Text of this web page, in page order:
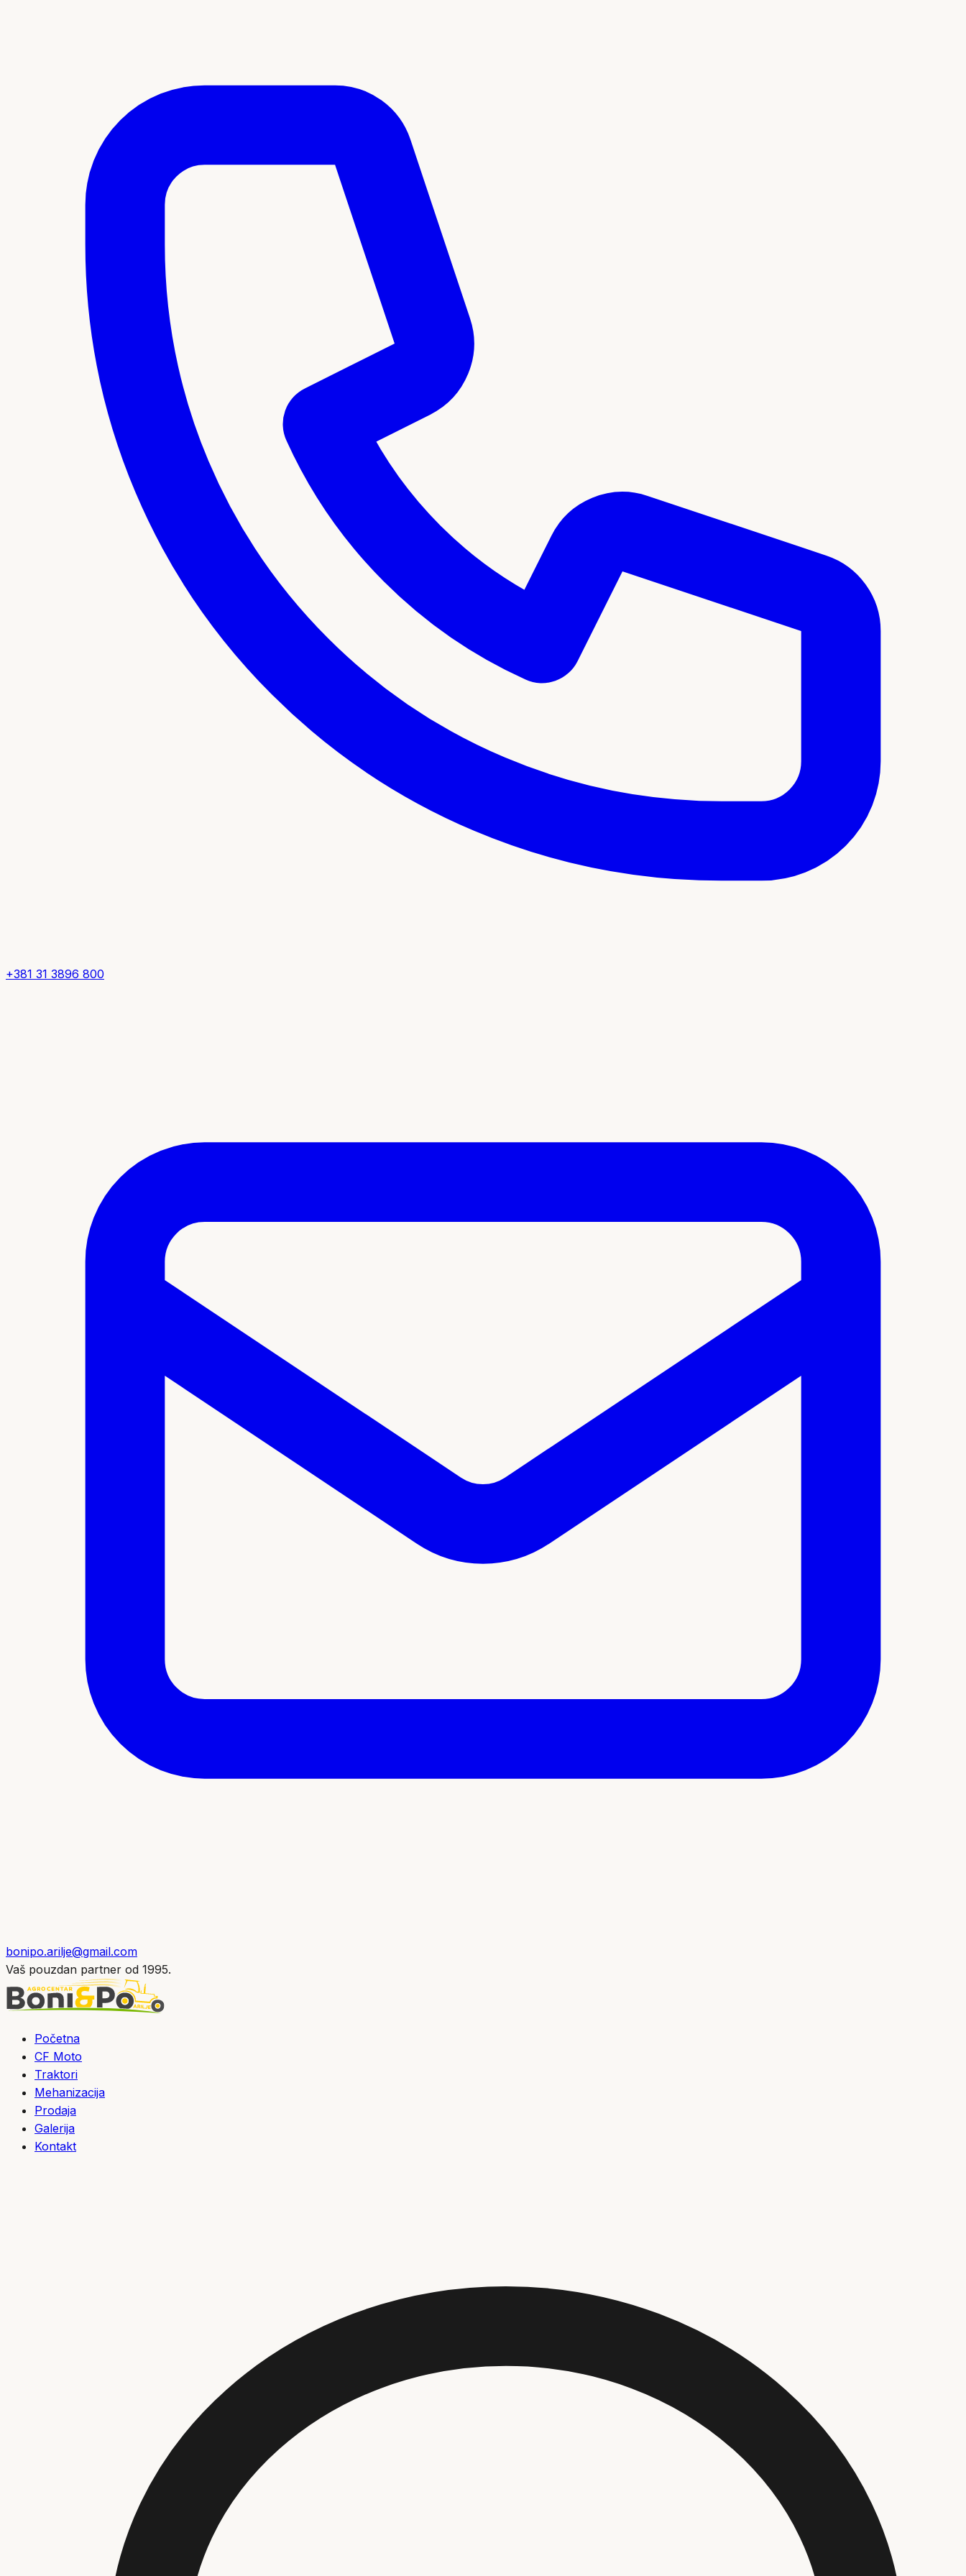
+381 31 3896 800
bonipo.arilje@gmail.com
Vaš pouzdan partner od 1995.
Početna
CF Moto
Traktori
Mehanizacija
Prodaja
Galerija
Kontakt